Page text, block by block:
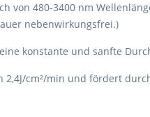
von 480-3400 nm
nebenwirkungsfrei.)
konstante und sanfte
cm²/min und fördert